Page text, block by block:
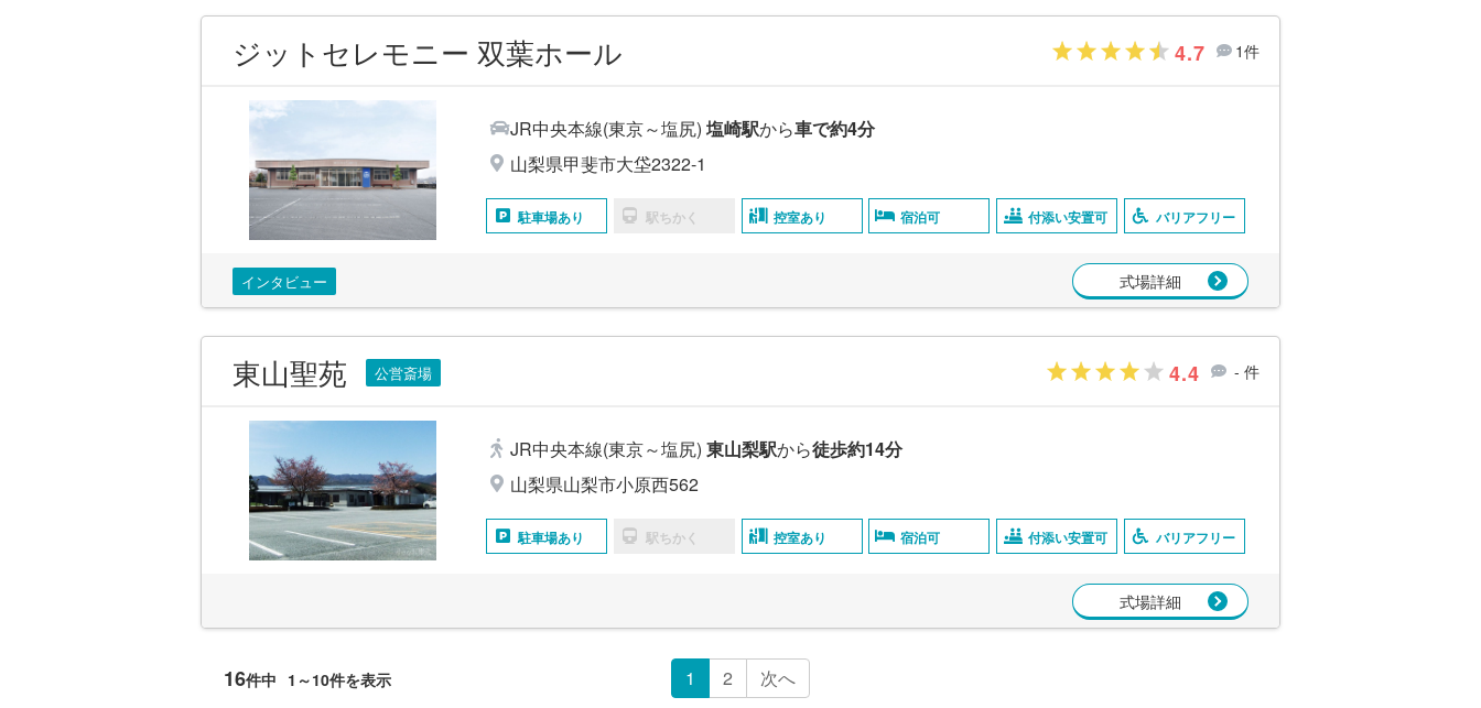
ジットセレモニー 双葉ホール 4.7 1件
JR中央本線(東京～塩尻) 塩崎駅から車で約4分
山梨県甲斐市大垈2322-1
駐車場あり 駅ちかく 控室あり 宿泊可 付添い安置可 バリアフリー
インタビュー 式場詳細
東山聖苑 公営斎場 4.4 - 件
JR中央本線(東京～塩尻) 東山梨駅から徒歩約14分
山梨県山梨市小原西562
駐車場あり 駅ちかく 控室あり 宿泊可 付添い安置可 バリアフリー
式場詳細
1 2 次へ
16件中 1～10件を表示